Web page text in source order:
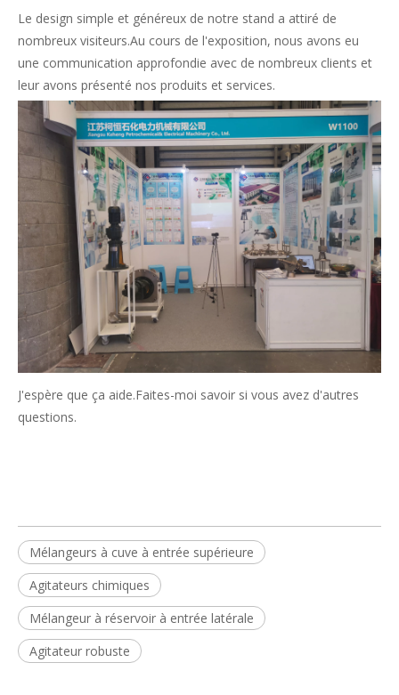
Le design simple et généreux de notre stand a attiré de
nombreux visiteurs.Au cours de l'exposition, nous avons eu
une communication approfondie avec de nombreux clients et
leur avons présenté nos produits et services.
J'espère que ça aide.Faites-moi savoir si vous avez d'autres
questions.
Mélangeurs à cuve à entrée supérieure
Agitateurs chimiques
Mélangeur à réservoir à entrée latérale
Agitateur robuste